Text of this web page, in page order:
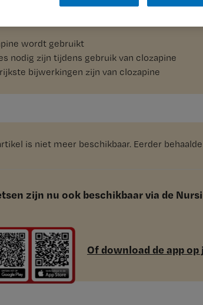
over
wordt gebruikt
nodig zijn tijdens gebruik van clozapine
bijwerkingen zijn van clozapine
is niet meer beschikbaar. Eerder
zijn nu ook beschikbaar via de
Of download de app